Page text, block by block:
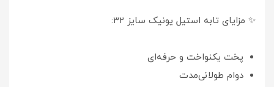
✨ مزایای تابه استیل یونیک سایز ۳۲:
پخت یکنواخت و حرفه‌ای
دوام طولانی‌مدت